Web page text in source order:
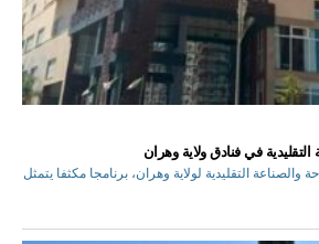
التقليدية في فنادق ولاية وهران
والصناعة التقليدية لولاية وهران، برنامجا مكثفا يتمثل